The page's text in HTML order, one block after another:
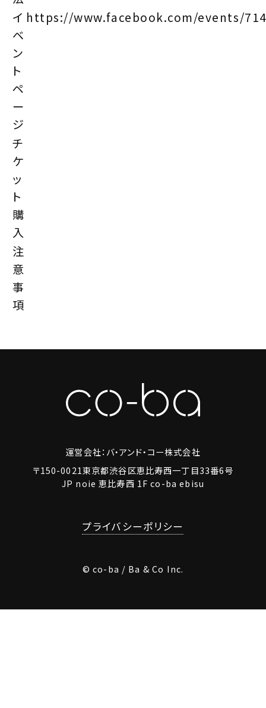
イ
ベ
ン
ト
ペ
ー
ジ
https://www.facebook.com/events/
チ
ケ
ッ
ト
購
入
注
意
事
項
運営会社：バ・アンド・コー株式会社
〒150-0021東京都渋谷区恵比寿西一丁目33番6号
JP noie 恵比寿西 1F co-ba ebisu
プライバシーポリシー
© co-ba / Ba & Co Inc.